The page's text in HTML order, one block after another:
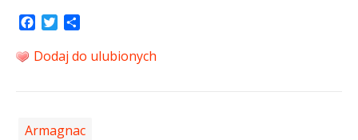
Facebook
Twitter
Dodaj do ulubionych
Armagnac